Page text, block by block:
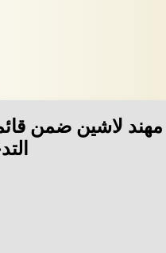
مهند لاشين ضمن